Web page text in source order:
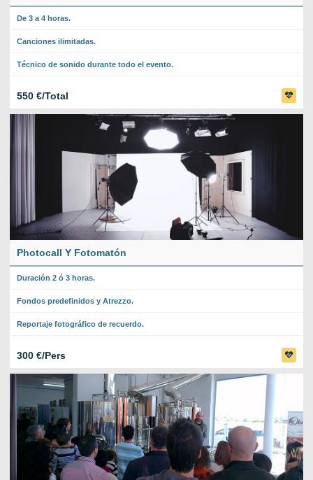
De 3 a 4 horas.
Canciones ilimitadas.
Técnico de sonido durante todo el evento.
550 €/Total
Photocall Y Fotomatón
Duración 2 ó 3 horas.
Fondos predefinidos y Atrezzo.
Reportaje fotográfico de recuerdo.
300 €/Pers